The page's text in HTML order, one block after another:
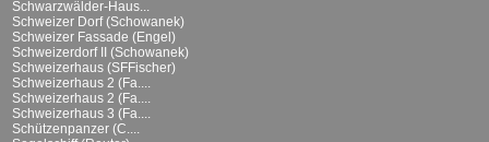
Schwarzwälder-Haus...
Schweizer Dorf (Schowanek)
Schweizer Fassade (Engel)
Schweizerdorf II (Schowanek)
Schweizerhaus (SFFischer)
Schweizerhaus 2 (Fa....
Schweizerhaus 2 (Fa....
Schweizerhaus 3 (Fa....
Schützenpanzer (C....